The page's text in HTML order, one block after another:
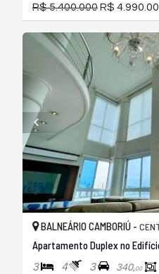
R$ 5.400.000R$
BALNEÁRIO CAMBORIÚ -
Apartamento Duplex no
3 4 3 340,00